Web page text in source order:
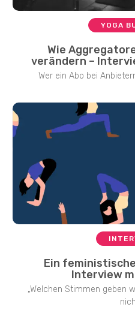
YOGA
Wie
verändern –
Wer ein Abo bei
Ein
Interview
„Welchen Stimmen geben